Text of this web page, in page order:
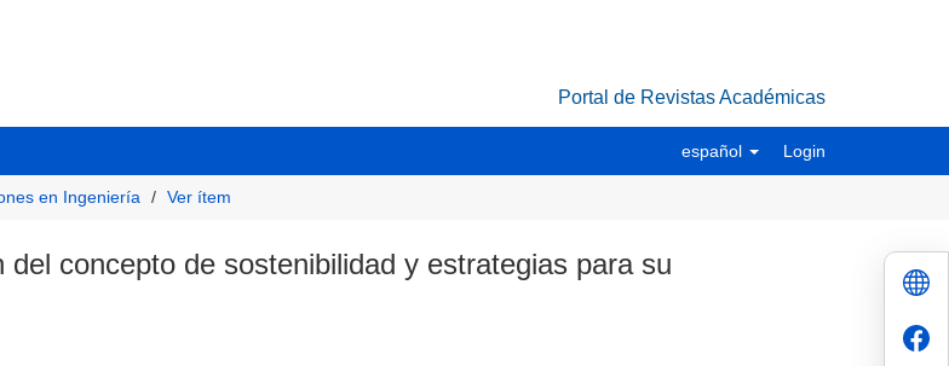
Portal de Revistas Académicas
español Login
en Ingeniería Ver ítem
concepto de sostenibilidad y estrategias para su